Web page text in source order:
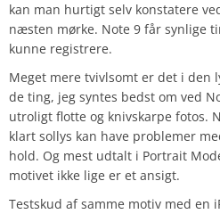
kan man hurtigt selv konstatere
næsten mørke. Note 9 får synlige
kunne registrere.
Meget mere tvivlsomt er det i den
de ting, jeg syntes bedst om ved
utroligt flotte og knivskarpe fotos.
klart sollys kan have problemer
hold. Og mest udtalt i Portrait
motivet ikke lige er et ansigt.
Testskud af samme motiv med en